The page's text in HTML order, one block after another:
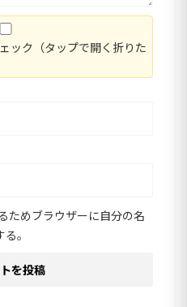
ック（タップで開く折りた
ためブラウザーに自分の名
。